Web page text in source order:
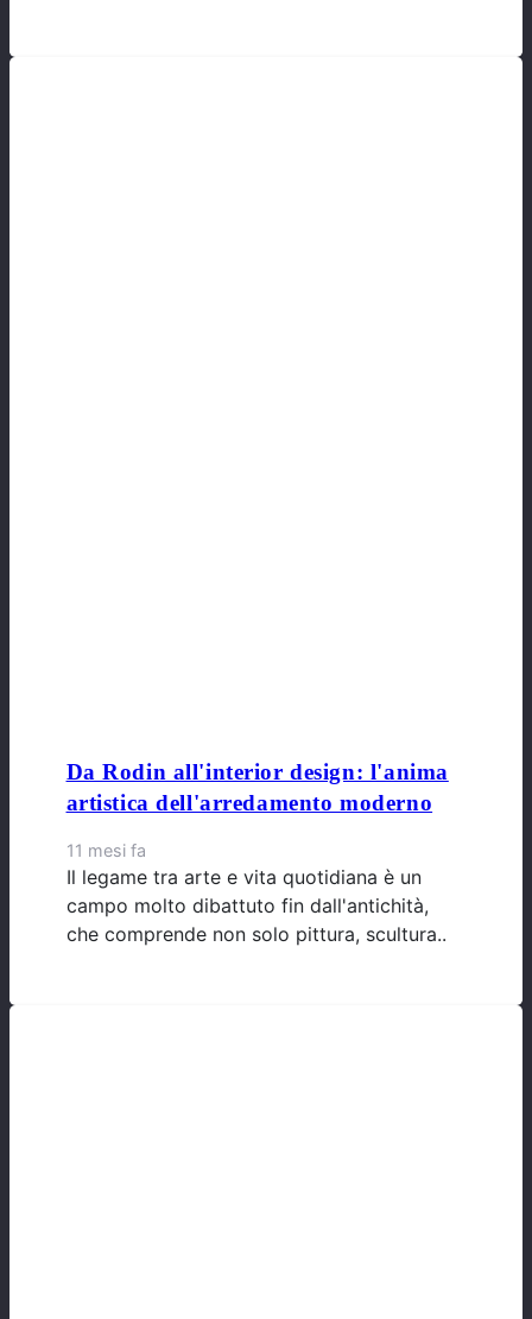
Da Rodin all'interior design: l'anima
artistica dell'arredamento moderno
11 mesi fa
Il legame tra arte e vita quotidiana è un
campo molto dibattuto fin dall'antichità,
che comprende non solo pittura, scultura..